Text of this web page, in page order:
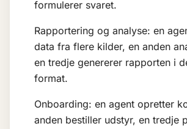
formulerer svaret.
Rapportering og analyse: en
data fra flere kilder, en anden
en tredje genererer rapporten i
format.
Onboarding: en agent opretter
anden bestiller udstyr, en tredje